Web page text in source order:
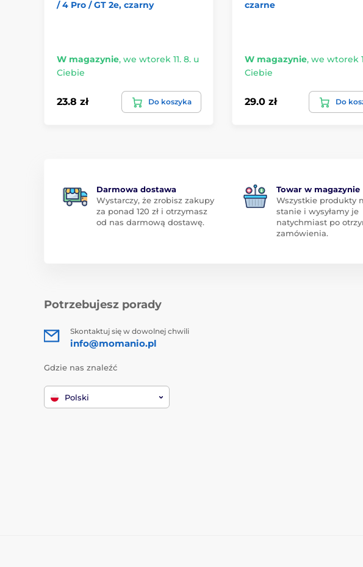
/ 4 Pro / GT 2e, czarny
W magazynie, we wtorek 11. 8. u
Ciebie
23.8 zł Do koszyka
czarne
W magazynie, we wtorek
Ciebie
29.0 zł Do
Darmowa dostawa
Wystarczy, że zrobisz zakupy
za ponad 120 zł i otrzymasz
od nas darmową dostawę.
Towar w magazynie
Wszystkie produkty
stanie i wysyłamy je
natychmiast po
zamówienia.
Potrzebujesz porady
Skontaktuj się w dowolnej chwili
info@momanio.pl
Gdzie nas znaleźć
Polski